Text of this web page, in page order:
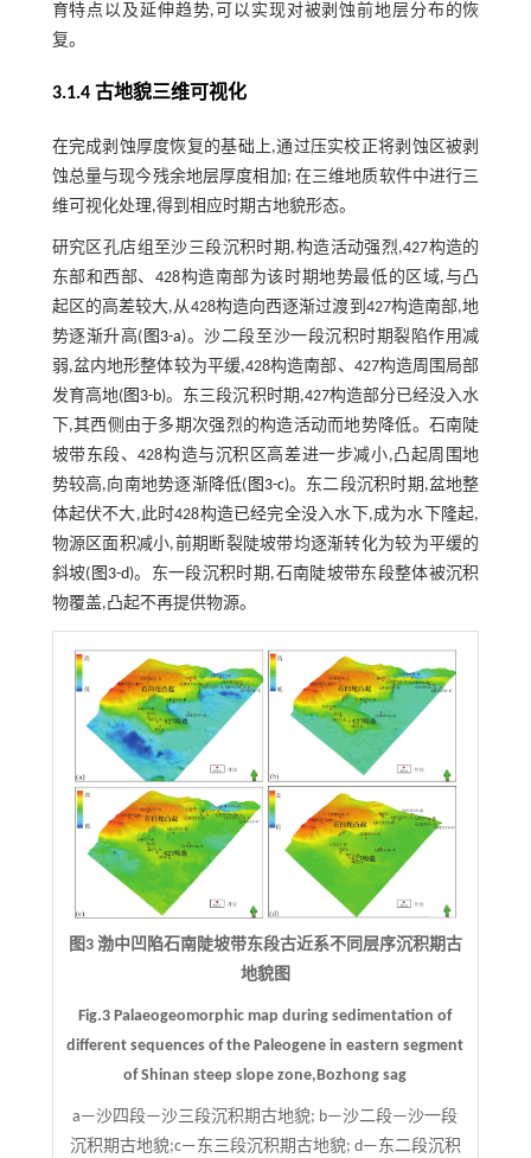
育特点以及延伸趋势,可以实现对被剥蚀前地层分布的恢
复。
3.1.4 古地貌三维可视化
在完成剥蚀厚度恢复的基础上,通过压实校正将剥蚀区被剥
蚀总量与现今残余地层厚度相加; 在三维地质软件中进行三
维可视化处理,得到相应时期古地貌形态。
研究区孔店组至沙三段沉积时期,构造活动强烈,427构造的
东部和西部、428构造南部为该时期地势最低的区域,与凸
起区的高差较大,从428构造向西逐渐过渡到427构造南部,地
势逐渐升高( 图3-a)。沙二段至沙一段沉积时期裂陷作用减
弱,盆内地形整体较为平缓,428构造南部、427构造周围局部
发育高地(图3-b)。东三段沉积时期,427构造部分已经没入水
下,其西侧由于多期次强烈的构造活动而地势降低。石南陡
坡带东段、428构造与沉积区高差进一步减小,凸起周围地
势较高,向南地势逐渐降低( 图3-c)。东二段沉积时期,盆地整
体起伏不大,此时428构造已经完全没入水下,成为水下隆起,
物源区面积减小,前期断裂陡坡带均逐渐转化为较为平缓的
斜坡( 图3-d)。东一段沉积时期,石南陡坡带东段整体被沉积
物覆盖,凸起不再提供物源。
图3 渤中凹陷石南陡坡带东段古近系不同层序沉积期古
地貌图
Fig.3 Palaeogeomorphic map during sedimentation of
different sequences of the Paleogene in eastern segment
of Shinan steep slope zone,Bozhong sag
a—沙四段—沙三段沉积期古地貌; b—沙二段—沙一段
沉积期古地貌;c—东三段沉积期古地貌; d—东二段沉积